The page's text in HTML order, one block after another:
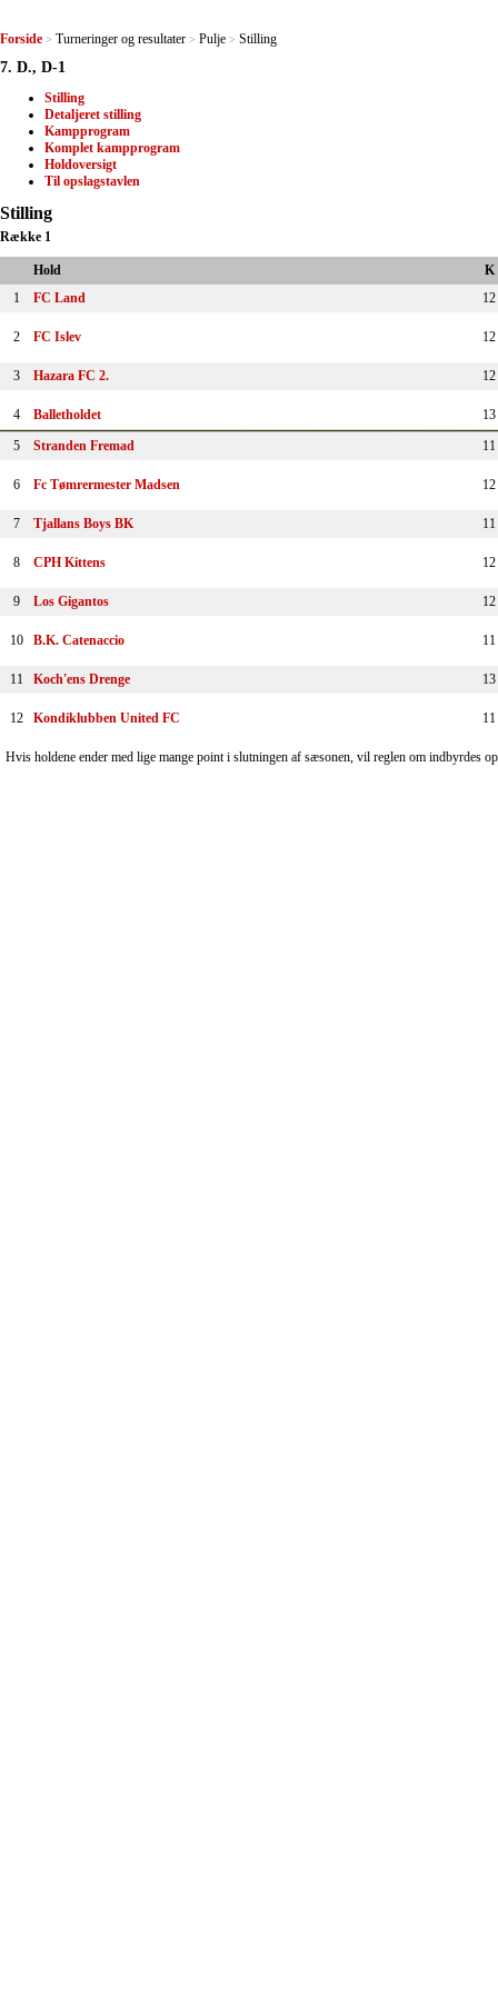
Forside > Turneringer og resultater > Pulje > Stilling
7. D., D-1
Stilling
Detaljeret stilling
Kampprogram
Komplet kampprogram
Holdoversigt
Til opslagstavlen
Stilling
Række 1
Hold
K
1
FC Land 12
2 FC Islev 12
3 Hazara FC 2. 12
4 Balletholdet
13
5
Stranden Fremad 11
6 Fc Tømrermester Madsen 12
7 Tjallans Boys BK 11
8 CPH Kittens 12
9 Los Gigantos 12
10 B.K. Catenaccio 11
11 Koch'ens Drenge 13
12 Kondiklubben United FC 11
Hvis holdene ender med lige mange point i slutningen af sæsonen, vil reglen om indbyrdes